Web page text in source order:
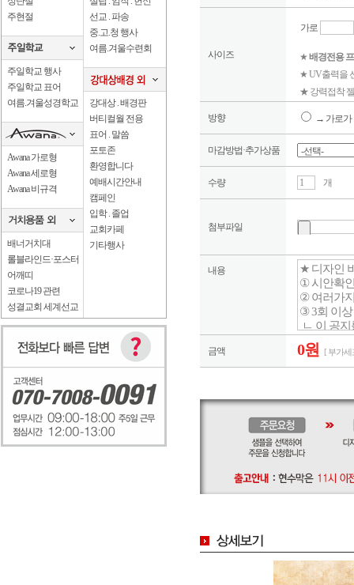
주현절
주일학교 행사
주일학교 표어
여름.겨울성경학교
Awana 가로형
Awana 세로형
Awana 비규격
배너거치대
롤블라인드·포스터
어깨띠
코로나19 관련
성결교회 세계선교
선교 . 파송
중.고.청 행사
여름.겨울수련회
강대상 . 배경판
버티컬월 전용
표어 . 말씀
포토존
환영합니다
예배시간안내
캠페인
입학 . 졸업
교회카페
기타행사
사이즈
가로
★배경전용
★ UV출력을
★ 강력접착
방향 → 가로가
마감방법·추가상품
수량 개
첨부파일
내용
금액 0원 [ 부가세